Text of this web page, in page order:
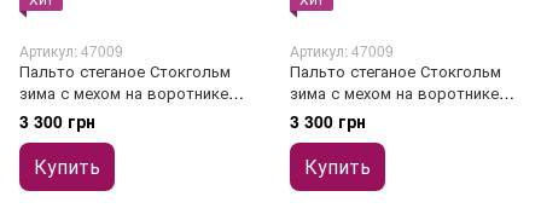
Артикул: 47009
Пальто стеганое Стокгольм
зима с мехом на воротнике
серое
3 300 грн
Купить
Артикул: 47009
Пальто стеганое Стокгольм
зима с мехом на воротнике
графит
3 300 грн
Купить